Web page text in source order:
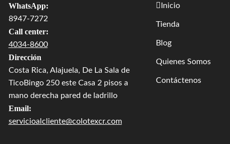
WhatsApp:
8947-7272
Call center:
4034-8600
Dirección
Costa Rica, Alajuela, De La Sala de
TicoBingo 250 este Casa 2 pisos a
mano derecha pared de ladrillo
Email:
servicioalcliente@colotexcr.com
Inicio
Tienda
Blog
Quienes Somos
Contáctenos